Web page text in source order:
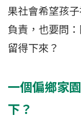
果社會希望孩
負責，也要問
留得下來？
一個偏鄉家
下？